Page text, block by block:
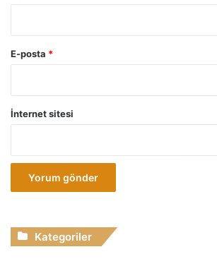
E-posta *
İnternet sitesi
Kategoriler